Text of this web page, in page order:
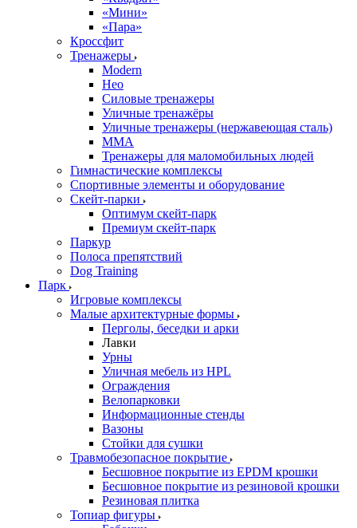
«Мини»
«Пара»
Кроссфит
Тренажеры
Modern
Нео
Силовые тренажеры
Уличные тренажёры
Уличные тренажеры (нержавеющая сталь)
ММА
Тренажеры для маломобильных людей
Гимнастические комплексы
Спортивные элементы и оборудование
Скейт-парки
Оптимум скейт-парк
Премиум скейт-парк
Паркур
Полоса препятствий
Dog Training
Парк
Игровые комплексы
Малые архитектурные формы
Перголы, беседки и арки
Лавки
Урны
Уличная мебель из HPL
Ограждения
Велопарковки
Информационные стенды
Вазоны
Стойки для сушки
Травмобезопасное покрытие
Бесшовное покрытие из EPDM крошки
Бесшовное покрытие из резиновой крошки
Резиновая плитка
Топиар фигуры